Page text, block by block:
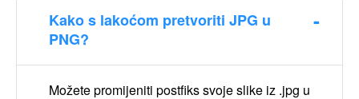
Kako s lakoćom pretvoriti JPG u
PNG?
Možete promijeniti postfiks svoje slike iz .jpg u